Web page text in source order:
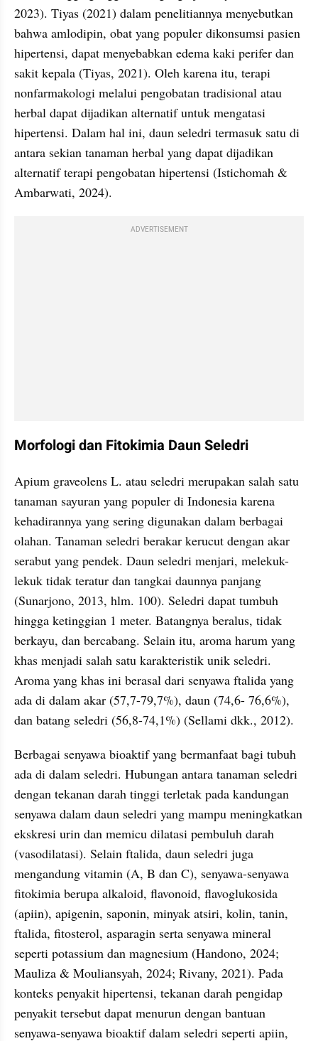
2023). Tiyas (2021) dalam penelitiannya menyebutkan
bahwa amlodipin, obat yang populer dikonsumsi pasien
hipertensi, dapat menyebabkan edema kaki perifer dan
sakit kepala (Tiyas, 2021). Oleh karena itu, terapi
nonfarmakologi melalui pengobatan tradisional atau
herbal dapat dijadikan alternatif untuk mengatasi
hipertensi. Dalam hal ini, daun seledri termasuk satu di
antara sekian tanaman herbal yang dapat dijadikan
alternatif terapi pengobatan hipertensi (Istichomah &
Ambarwati, 2024).
ADVERTISEMENT
Morfologi dan Fitokimia Daun Seledri
Apium graveolens L. atau seledri merupakan salah satu
tanaman sayuran yang populer di Indonesia karena
kehadirannya yang sering digunakan dalam berbagai
olahan. Tanaman seledri berakar kerucut dengan akar
serabut yang pendek. Daun seledri menjari, melekuk-
lekuk tidak teratur dan tangkai daunnya panjang
(Sunarjono, 2013, hlm. 100). Seledri dapat tumbuh
hingga ketinggian 1 meter. Batangnya beralus, tidak
berkayu, dan bercabang. Selain itu, aroma harum yang
khas menjadi salah satu karakteristik unik seledri.
Aroma yang khas ini berasal dari senyawa ftalida yang
ada di dalam akar (57,7-79,7%), daun (74,6- 76,6%),
dan batang seledri (56,8-74,1%) (Sellami dkk., 2012).
Berbagai senyawa bioaktif yang bermanfaat bagi tubuh
ada di dalam seledri. Hubungan antara tanaman seledri
dengan tekanan darah tinggi terletak pada kandungan
senyawa dalam daun seledri yang mampu meningkatkan
ekskresi urin dan memicu dilatasi pembuluh darah
(vasodilatasi). Selain ftalida, daun seledri juga
mengandung vitamin (A, B dan C), senyawa-senyawa
fitokimia berupa alkaloid, flavonoid, flavoglukosida
(apiin), apigenin, saponin, minyak atsiri, kolin, tanin,
ftalida, fitosterol, asparagin serta senyawa mineral
seperti potassium dan magnesium (Handono, 2024;
Mauliza & Mouliansyah, 2024; Rivany, 2021). Pada
konteks penyakit hipertensi, tekanan darah pengidap
penyakit tersebut dapat menurun dengan bantuan
senyawa-senyawa bioaktif dalam seledri seperti apiin,